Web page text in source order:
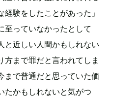
験をしたことがあった」
至っていなかったとして
と近しい人間かもしれない
方まで罪だと言われてしま
まで普通だと思っていた価
たかもしれないと気がつ